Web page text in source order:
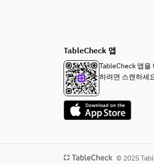
TableCheck 앱
TableCheck 앱을
하려면 스캔하세
© 2025